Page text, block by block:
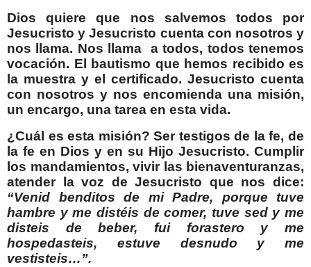
Dios quiere que nos salvemos todos por
Jesucristo y Jesucristo cuenta con nosotros y
nos llama. Nos llama
a todos, todos tenemos
vocación. El bautismo que hemos recibido es
la muestra y el certificado. Jesucristo cuenta
con nosotros y nos encomienda una misión,
un encargo, una tarea en esta vida.
¿Cuál es esta misión? Ser testigos de la fe, de
la fe en Dios y en su Hijo Jesucristo. Cumplir
los mandamientos, vivir las bienaventuranzas,
atender la voz de Jesucristo que nos dice:
“Venid benditos de mi Padre, porque tuve
hambre y me distéis de comer, tuve sed y me
disteis de beber, fui forastero y me
hospedasteis, estuve desnudo y me
vestisteis…”.